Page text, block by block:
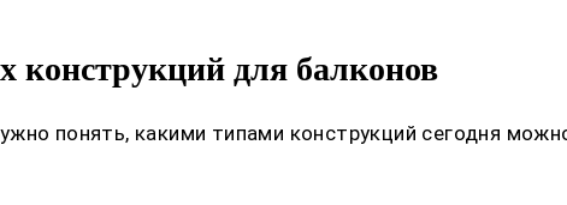
конструкций для балконов
понять, какими типами конструкций сегодня